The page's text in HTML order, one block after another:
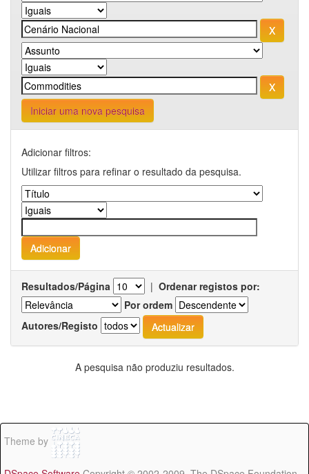
Iniciar uma nova pesquisa
Adicionar filtros:
Utilizar filtros para refinar o resultado da pesquisa.
Resultados/Página | Ordenar registos por:
Por ordem
Autores/Registo
A pesquisa não produziu resultados.
Theme by